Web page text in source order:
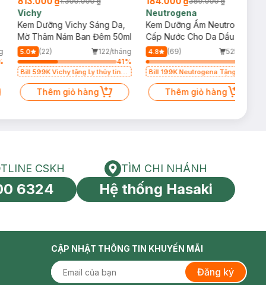
Vichy
Kem Dưỡng Vichy Sáng Da,
Mờ Thâm Nám Ban Đêm 50ml
5.0 (22)
122/tháng
41%
Bill 599K Vichy tặng Ly thủy tinh
Thêm giỏ hàng
Neutrogena
Kem Dưỡng Ẩm Neutrogena
Cấp Nước Cho Da Dầu 50g
4.8 (69)
525/tháng
Bill 199K Neutrogena Tặng Kem
Có Hạn)Thêm giỏ hàng
toàn cầu
HOTLINE CSKH
CSKH
6324
Tìm chi nhánh
TÌM CHI NHÁNH
Hệ thống Hasaki
CẬP NHẬT THÔNG TIN KHUYẾN MÃI
Đăng ký